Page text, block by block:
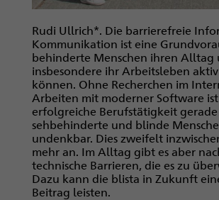
Rudi Ullrich*. Die barrierefreie
Kommunikation ist eine
behinderte Menschen ihren Alltag
insbesondere ihr Arbeitsleben
können. Ohne Recherchen im
Arbeiten mit moderner Software
erfolgreiche Berufstätigkeit
sehbehinderte und blinde
undenkbar. Dies zweifelt
mehr an. Im Alltag gibt es aber
technische Barrieren, die es zu
Dazu kann die blista in Zukunft
Beitrag leisten.